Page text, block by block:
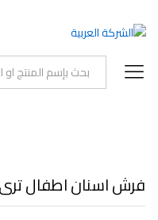
فرش اسنان اطفال